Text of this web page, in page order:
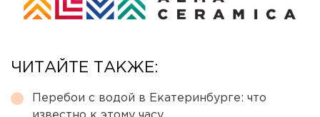
ЧИТАЙТЕ ТАКЖЕ:
Перебои с водой в Екатеринбурге: что